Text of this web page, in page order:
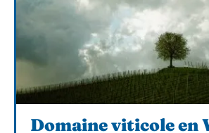
Domaine viticole en